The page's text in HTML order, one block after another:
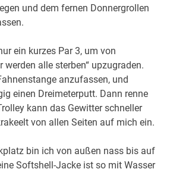
und dem fernen Donnergrollen
ein kurzes Par 3, um von
alle sterben“ upzugraden.
anzufassen, und
einen Dreimeterputt. Dann renne
kann das Gewitter schneller
von allen Seiten auf mich ein.
bin ich von außen nass bis auf
Softshell-Jacke ist so mit Wasser